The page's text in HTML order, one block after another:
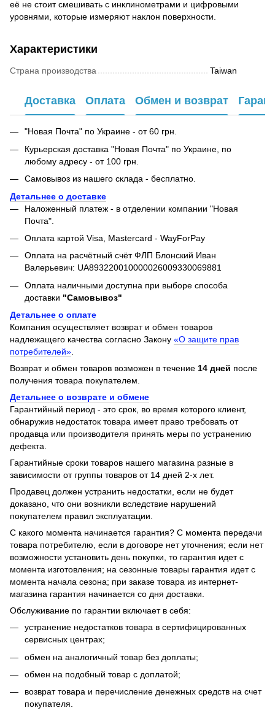
её не стоит смешивать с инклинометрами и цифровыми
уровнями, которые измеряют наклон поверхности.
Характеристики
Страна производства Taiwan
Доставка Оплата Обмен и возврат
"Новая Почта" по Украине - от 60 грн.
Курьерская доставка "Новая Почта" по Украине, по
любому адресу - от 100 грн.
Самовывоз из нашего склада - бесплатно.
Детальнее о доставке
Наложенный платеж - в отделении компании "Новая
Почта".
Оплата картой Visa, Mastercard - WayForPay
Оплата на расчётный счёт ФЛП Блонский Иван
Валерьевич: UA893220010000026009330069881
Оплата наличными доступна при выборе способа
доставки "Самовывоз"
Детальнее о оплате
Компания осуществляет возврат и обмен товаров
надлежащего качества согласно Закону «О защите прав
потребителей»
Возврат и обмен товаров возможен в течение 14 дней после
получения товара покупателем.
Детальнее о возврате и обмене
Гарантийный период - это срок, во время которого клиент,
обнаружив недостаток товара имеет право требовать от
продавца или производителя принять меры по устранению
дефекта.
Гарантийные сроки товаров нашего магазина разные в
зависимости от группы товаров от 14 дней 2-х лет.
Продавец должен устранить недостатки, если не будет
доказано, что они возникли вследствие нарушений
покупателем правил эксплуатации.
С какого момента начинается гарантия? С момента передачи
товара потребителю, если в договоре нет уточнения; если нет
возможности установить день покупки, то гарантия идет с
момента изготовления; на сезонные товары гарантия идет с
момента начала сезона; при заказе товара из интернет-
магазина гарантия начинается со дня доставки.
Обслуживание по гарантии включает в себя:
устранение недостатков товара в сертифицированных
сервисных центрах;
обмен на аналогичный товар без доплаты;
обмен на подобный товар с доплатой;
возврат товара и перечисление денежных средств на счет
покупателя.